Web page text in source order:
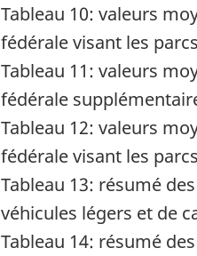
Tableau 10: valeurs
fédérale visant les
Tableau 11: valeurs
fédérale
Tableau 12: valeurs
fédérale visant les
Tableau 13: résumé
véhicules légers et de
Tableau 14: résumé